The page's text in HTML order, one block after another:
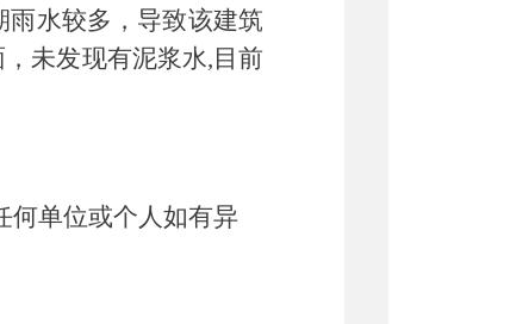
水较多，导致该建筑
未发现有泥浆水,目前
何单位或个人如有异